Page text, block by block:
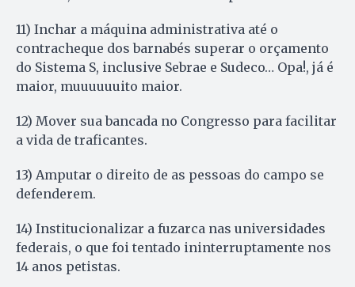
11) Inchar a máquina administrativa até o
contracheque dos barnabés superar o orçamento
do Sistema S, inclusive Sebrae e Sudeco… Opa!, já é
maior, muuuuuuito maior.
12) Mover sua bancada no Congresso para facilitar
a vida de traficantes.
13) Amputar o direito de as pessoas do campo se
defenderem.
14) Institucionalizar a fuzarca nas universidades
federais, o que foi tentado ininterruptamente nos
14 anos petistas.